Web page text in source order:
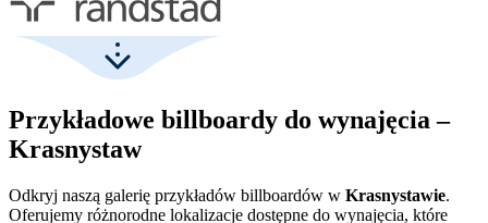
Przykładowe billboardy do wynajęcia –
Krasnystaw
Odkryj naszą galerię przykładów billboardów w Krasnystawie.
Oferujemy różnorodne lokalizacje dostępne do wynajęcia, które